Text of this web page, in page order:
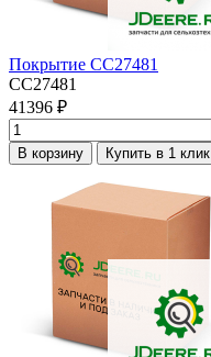
Покрытие CC27481
CC27481
41396 ₽
В корзину Купить в 1 клик